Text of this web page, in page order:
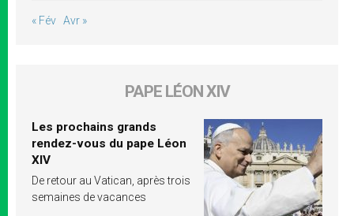
« Fév Avr »
PAPE LÉON XIV
Les prochains grands
rendez-vous du pape Léon
XIV
De retour au Vatican, après trois
semaines de vacances